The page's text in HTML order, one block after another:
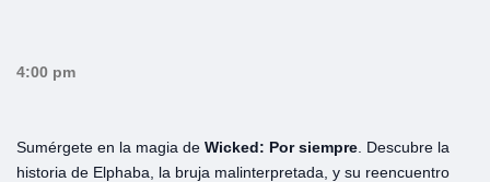
4:00 pm
Sumérgete en la magia de Wicked: Por siempre . Descubre la
historia de Elphaba, la bruja malinterpretada, y su reencuentro